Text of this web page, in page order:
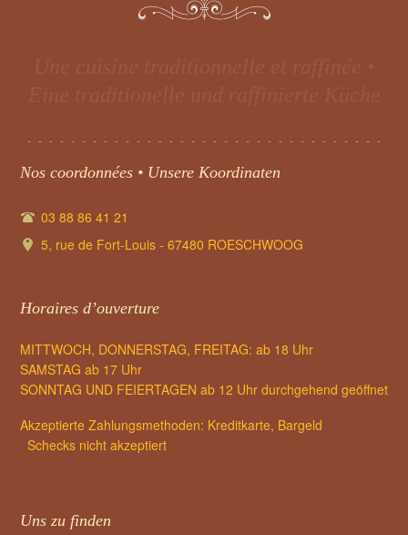
Nos coordonnées • Unsere Koordinaten
03 88 86 41 21
5, rue de Fort-Louis - 67480 ROESCHWOOG
Horaires d’ouverture
MITTWOCH, DONNERSTAG, FREITAG: ab 18 Uhr
SAMSTAG ab 17 Uhr
SONNTAG UND FEIERTAGEN ab 12 Uhr durchgehend geöffnet
Akzeptierte Zahlungsmethoden: Kreditkarte, Bargeld
Schecks nicht akzeptiert
Uns zu finden